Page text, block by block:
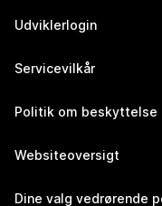
Udviklerlogin
Servicevilkår
Politik om beskyttelse
Websiteoversigt
Dine valg vedrørende